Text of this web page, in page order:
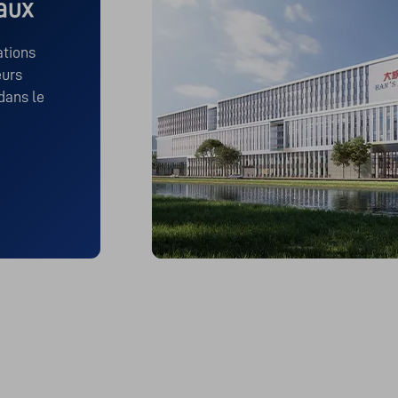
le
intelligents à laser.